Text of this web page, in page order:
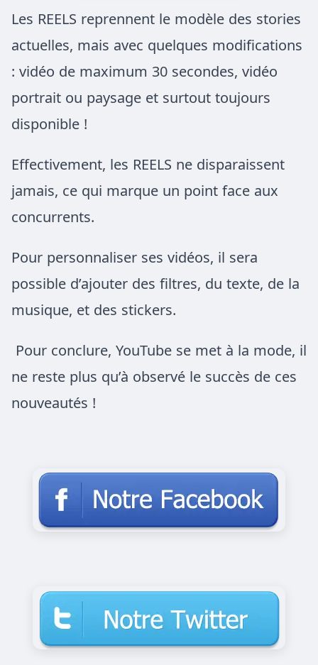
Les REELS reprennent le modèle des stories
actuelles, mais avec quelques modifications
: vidéo de maximum 30 secondes, vidéo
portrait ou paysage et surtout toujours
disponible !
Effectivement, les REELS ne disparaissent
jamais, ce qui marque un point face aux
concurrents.
Pour personnaliser ses vidéos, il sera
possible d’ajouter des filtres, du texte, de la
musique, et des stickers.
Pour conclure, YouTube se met à la mode, il
ne reste plus qu’à observé le succès de ces
nouveautés !